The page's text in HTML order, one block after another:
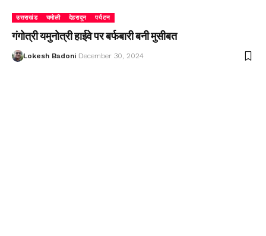
उत्तराखंड चमोली देहरादून पर्यटन
गंगोत्री यमुनोत्री हाईवे पर बर्फबारी बनी मुसीबत
Lokesh Badoni December 30, 2024